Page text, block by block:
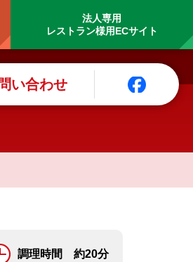
法人専用
レストラン様用ECサイト
い合わせ
調理時間 約20分